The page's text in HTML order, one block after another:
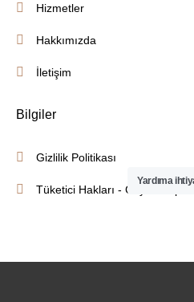
Hizmetler
Hakkımızda
İletişim
Bilgiler
Gizlilik Politikası
Tüketici Hakları - Cayma - İptal
Yardıma